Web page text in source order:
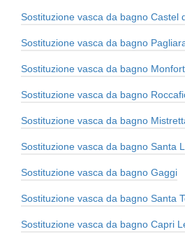
Sostituzione vasca da bagno Castel
Sostituzione vasca da bagno
Sostituzione vasca da bagno
Sostituzione vasca da bagno
Sostituzione vasca da bagno
Sostituzione vasca da bagno Santa
Sostituzione vasca da bagno Gaggi
Sostituzione vasca da bagno Santa
Sostituzione vasca da bagno Capri